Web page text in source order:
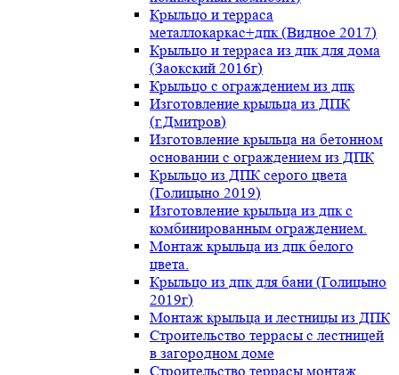
Крыльцо и терраса
металлокаркас+дпк (Видное 2017)
Крыльцо и терраса из дпк для дома
(Заокский 2016г)
Крыльцо с ограждением из дпк
Изготовление крыльца из ДПК
(г.Дмитров)
Изготовление крыльца на бетонном
основании с ограждением из ДПК
Крыльцо из ДПК серого цвета
(Голицыно 2019)
Изготовление крыльца из дпк с
комбинированным ограждением.
Монтаж крыльца из дпк белого
цвета.
Крыльцо из дпк для бани (Голицыно
2019г)
Монтаж крыльца и лестницы из ДПК
Строительство террасы с лестницей
в загородном доме
Строительство террасы монтаж